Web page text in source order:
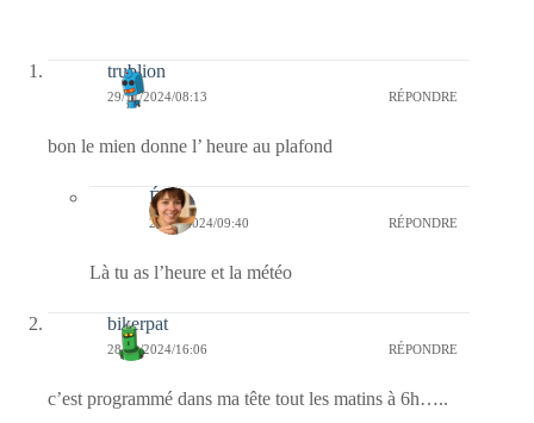
trublion
29/11/2024/08:13 RÉPONDRE
bon le mien donne l’ heure au plafond
Élise
29/11/2024/09:40 RÉPONDRE
Là tu as l’heure et la météo
bikerpat
28/11/2024/16:06 RÉPONDRE
c’est programmé dans ma tête tout les matins à 6h…..